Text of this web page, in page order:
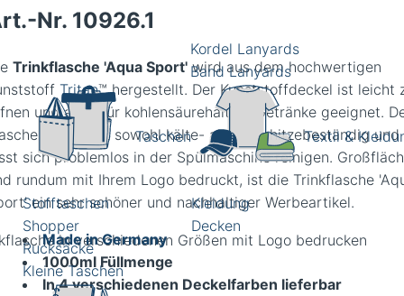
Kordel Lanyards
Band Lanyards
Taschen
Stofftaschen
Shopper
Rucksäcke
Kleine Taschen
Textil &
Kleidung
Decken
in verschiedenen Größen mit Logo bedrucken
Nr. 10926.1
Trinkflasche 'Aqua Sport' wird aus dem hochwertigen
Tritan™ hergestellt. Der Kunststoffdeckel ist leicht
und auch für kohlensäurehaltige Getränke geeignet.
ist sowohl kälte- als auch hitzebeständig und
sich problemlos in der Spülmaschine reinigen.
rundum mit Ihrem Logo bedruckt, ist die Trinkflasche
ein sehr schöner und nachhaltiger Werbeartikel.
Made in Germany
1000ml Füllmenge
In 4 verschiedenen Deckelfarben lieferbar